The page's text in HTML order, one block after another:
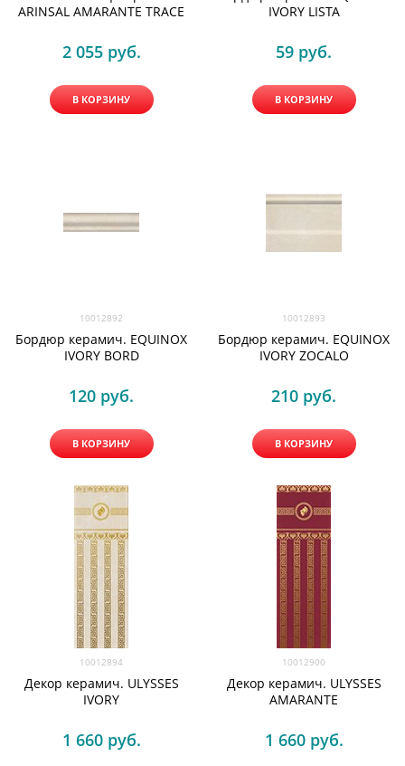
ARINSAL AMARANTE TRACE
2 055 руб.
В КОРЗИНУ
IVORY LISTA
59 руб.
В КОРЗИНУ
10012892
Бордюр керамич. EQUINOX
IVORY BORD
120 руб.
В КОРЗИНУ
10012893
Бордюр керамич. EQUINOX
IVORY ZOCALO
210 руб.
В КОРЗИНУ
10012894
Декор керамич. ULYSSES
IVORY
1 660 руб.
10012900
Декор керамич. ULYSSES
AMARANTE
1 660 руб.